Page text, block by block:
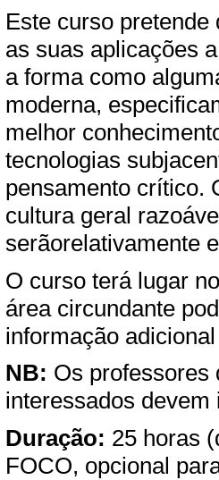
Este curso
as suas aplicações
a forma como
moderna,
melhor
tecnologias
pensamento crítico.
cultura geral
serãorelativamente
O curso terá lugar
área circundante
informação
NB: Os
interessados
Duração: 25 horas
FOCO, opcional